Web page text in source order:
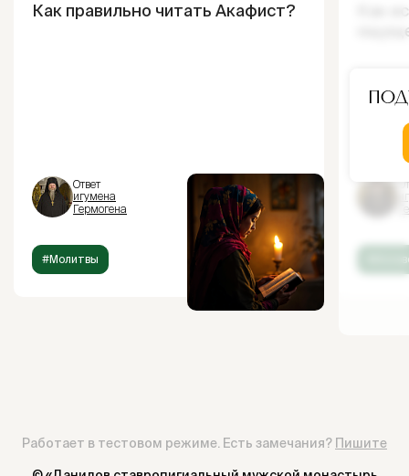
Как правильно читать Акафист?
Ответ
игумена
Гермогена
#Молитвы
Как
Работает в тестовом режиме. Есть замечания? Пишите